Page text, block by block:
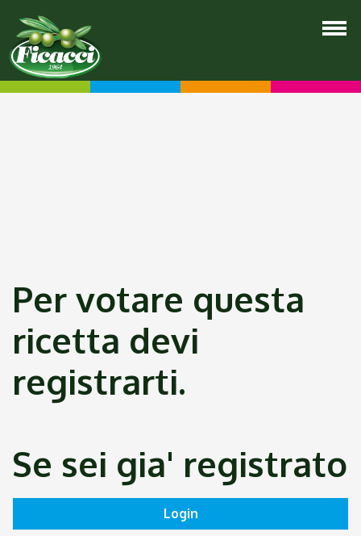
Per votare questa
ricetta devi
registrarti.
Se sei gia' registrato